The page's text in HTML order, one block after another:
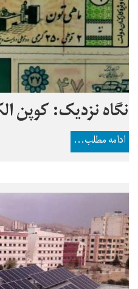
نگاه نزدیک: کوپن
ادامه مطلب...